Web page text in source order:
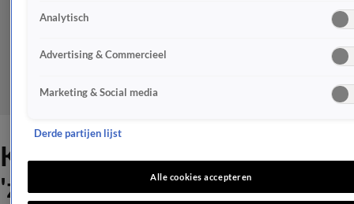
KZK-Alex voelt zich
'zigeuner' in huurhuis
Analytisch
Advertising & Commercieel
Marketing & Social media
Derde partijen lijst
Alle cookies accepteren